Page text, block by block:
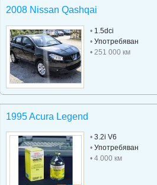
2008 Nissan Qashqai
•1.5dci
•Употребяван
• 251 000 км
1995 Acura Legend
•3.2i V6
•Употребяван
• 4 000 км